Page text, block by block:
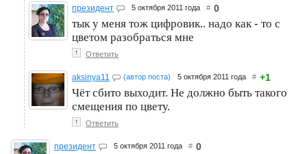
президент 5 октября 2011 года # 0
тык у меня тож цифровик.. надо как - то с
цветом разобраться мне
↑ Ответить
aksinya11 (автор поста) 5 октября 2011 года # +1
Чёт сбито выходит. Не должно быть такого
смещения по цвету.
↑ Ответить
президент 5 октября 2011 года # 0